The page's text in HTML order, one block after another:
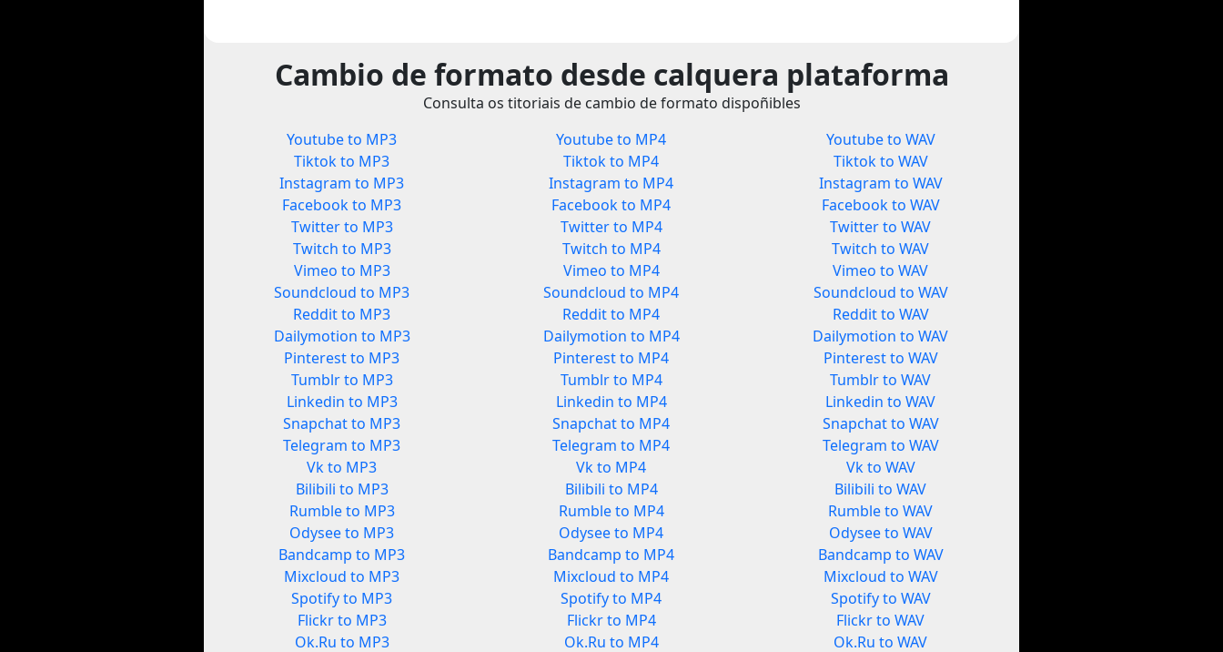
Cambio de formato desde calquera plataforma
Consulta os titoriais de cambio de formato dispoñibles
Youtube to MP3
Tiktok to MP3
Instagram to MP3
Facebook to MP3
Twitter to MP3
Twitch to MP3
Vimeo to MP3
Soundcloud to MP3
Reddit to MP3
Dailymotion to MP3
Pinterest to MP3
Tumblr to MP3
Linkedin to MP3
Snapchat to MP3
Telegram to MP3
Vk to MP3
Bilibili to MP3
Rumble to MP3
Odysee to MP3
Bandcamp to MP3
Mixcloud to MP3
Spotify to MP3
Flickr to MP3
Ok.Ru to MP3
Youtube to MP4
Tiktok to MP4
Instagram to MP4
Facebook to MP4
Twitter to MP4
Twitch to MP4
Vimeo to MP4
Soundcloud to MP4
Reddit to MP4
Dailymotion to MP4
Pinterest to MP4
Tumblr to MP4
Linkedin to MP4
Snapchat to MP4
Telegram to MP4
Vk to MP4
Bilibili to MP4
Rumble to MP4
Odysee to MP4
Bandcamp to MP4
Mixcloud to MP4
Spotify to MP4
Flickr to MP4
Ok.Ru to MP4
Youtube to WAV
Tiktok to WAV
Instagram to WAV
Facebook to WAV
Twitter to WAV
Twitch to WAV
Vimeo to WAV
Soundcloud to WAV
Reddit to WAV
Dailymotion to WAV
Pinterest to WAV
Tumblr to WAV
Linkedin to WAV
Snapchat to WAV
Telegram to WAV
Vk to WAV
Bilibili to WAV
Rumble to WAV
Odysee to WAV
Bandcamp to WAV
Mixcloud to WAV
Spotify to WAV
Flickr to WAV
Ok.Ru to WAV